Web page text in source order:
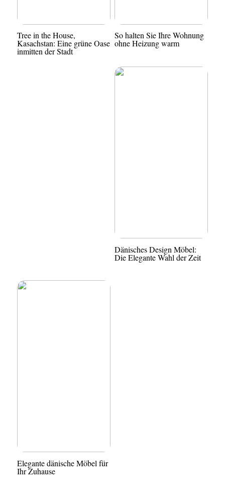
Tree in the House,
Kasachstan: Eine grüne Oase
inmitten der Stadt
So halten Sie Ihre Wohnung
ohne Heizung warm
Dänisches Design Möbel:
Die Elegante Wahl der Zeit
Elegante dänische Möbel für
Ihr Zuhause